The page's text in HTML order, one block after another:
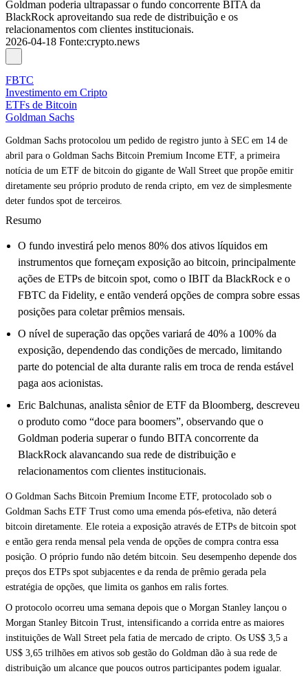
Goldman poderia ultrapassar o fundo concorrente BITA da
BlackRock aproveitando sua rede de distribuição e os
relacionamentos com clientes institucionais.
2026-04-18 Fonte:crypto.news
FBTC
Investimento em Cripto
ETFs de Bitcoin
Goldman Sachs
Goldman Sachs protocolou um pedido de registro junto à SEC em 14 de
abril para o Goldman Sachs Bitcoin Premium Income ETF, a primeira
notícia de um ETF de bitcoin do gigante de Wall Street que propõe emitir
diretamente seu próprio produto de renda cripto, em vez de simplesmente
deter fundos spot de terceiros.
Resumo
O fundo investirá pelo menos 80% dos ativos líquidos em
instrumentos que forneçam exposição ao bitcoin, principalmente
ações de ETPs de bitcoin spot, como o IBIT da BlackRock e o
FBTC da Fidelity, e então venderá opções de compra sobre essas
posições para coletar prêmios mensais.
O nível de superação das opções variará de 40% a 100% da
exposição, dependendo das condições de mercado, limitando
parte do potencial de alta durante ralis em troca de renda estável
paga aos acionistas.
Eric Balchunas, analista sênior de ETF da Bloomberg, descreveu
o produto como “doce para boomers”, observando que o
Goldman poderia superar o fundo BITA concorrente da
BlackRock alavancando sua rede de distribuição e
relacionamentos com clientes institucionais.
O Goldman Sachs Bitcoin Premium Income ETF, protocolado sob o
Goldman Sachs ETF Trust como uma emenda pós-efetiva, não deterá
bitcoin diretamente. Ele roteia a exposição através de ETPs de bitcoin spot
e então gera renda mensal pela venda de opções de compra contra essa
posição. O próprio fundo não detém bitcoin. Seu desempenho depende dos
preços dos ETPs spot subjacentes e da renda de prêmio gerada pela
estratégia de opções, que limita os ganhos em ralis fortes.
O protocolo ocorreu uma semana depois que o Morgan Stanley lançou o
Morgan Stanley Bitcoin Trust, intensificando a corrida entre as maiores
instituições de Wall Street pela fatia de mercado de cripto. Os US$ 3,5 a
US$ 3,65 trilhões em ativos sob gestão do Goldman dão à sua rede de
distribuição um alcance que poucos outros participantes podem igualar.